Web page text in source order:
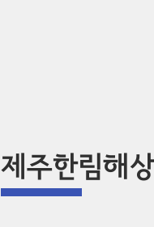
제주한림해